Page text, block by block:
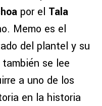
por el Tala
Memo es el
del plantel y su
se lee
a uno de los
en la historia